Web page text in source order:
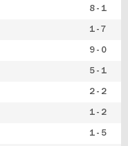
8 - 1
1 - 7
9 - 0
5 - 1
2 - 2
1 - 2
1 - 5